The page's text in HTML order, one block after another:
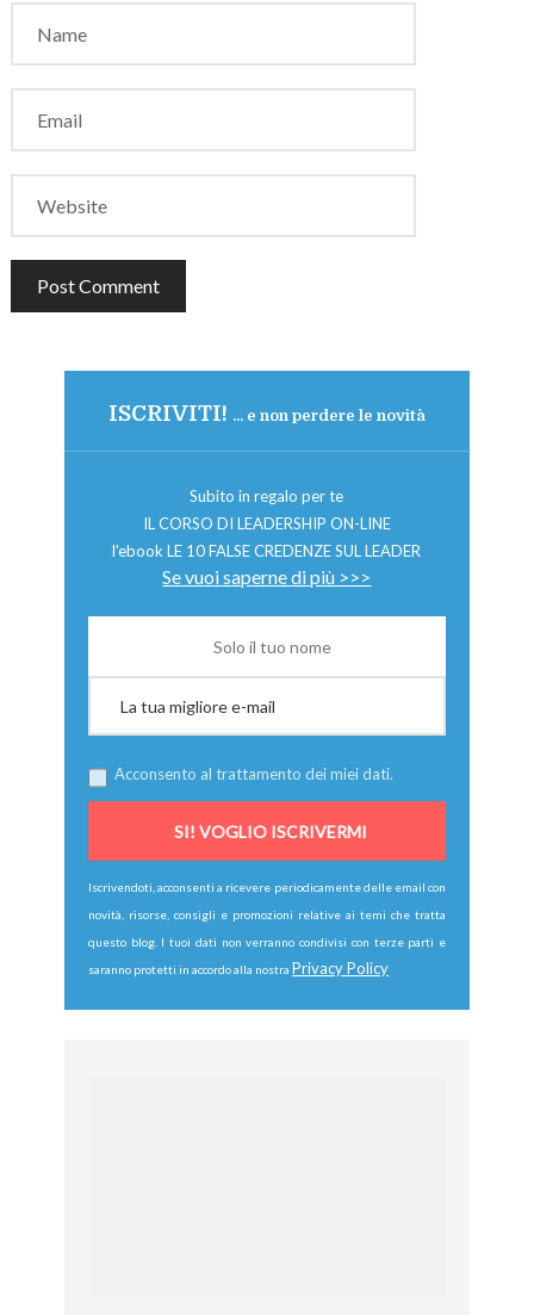
ISCRIVITI! ... e non perdere le novità
Subito in regalo per te
IL CORSO DI LEADERSHIP ON-LINE
l'ebook LE 10 FALSE CREDENZE SUL LEADER
Se vuoi saperne di più >>>
Acconsento al trattamento dei miei dati.
Iscrivendoti, acconsenti a ricevere periodicamente delle email con
novità, risorse, consigli e promozioni relative ai temi che tratta
questo blog. I tuoi dati non verranno condivisi con terze parti e
saranno protetti in accordo alla nostra Privacy Policy